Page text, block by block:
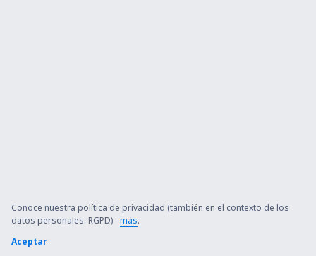
Conoce nuestra política de privacidad (también en el contexto de los
datos personales: RGPD) -más.
Aceptar